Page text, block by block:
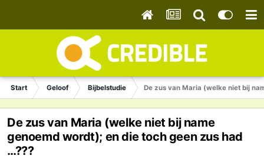
Start Geloof Bijbelstudie De zus van Maria (welke niet bij
De zus van Maria (welke niet bij name
genoemd wordt); en die toch geen zus had
…???